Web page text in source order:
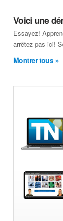
Voici une
Essayez!
arrêtez pas ici!
Montrer tous »